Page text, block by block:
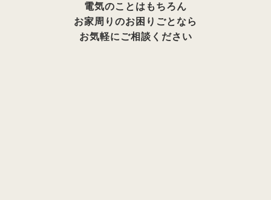
電気のことはもちろん
お家周りのお困りごとなら
お気軽にご相談ください